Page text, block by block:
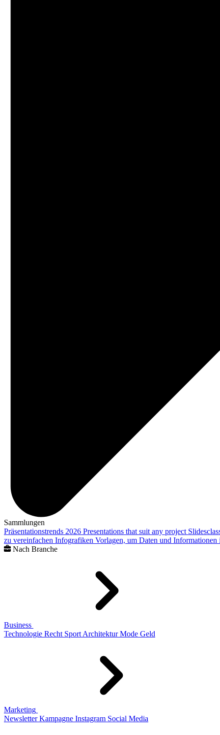
Sammlungen
Präsentationstrends 2026 Presentations that suit any project
zu vereinfachen Infografiken Vorlagen, um Daten und
Nach Branche
Business
Technologie Recht Sport Architektur Mode Geld
Marketing
Newsletter Kampagne Instagram Social Media